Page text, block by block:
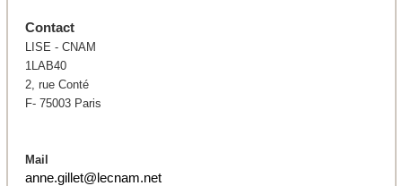
Contact
LISE - CNAM
1LAB40
2, rue Conté
F- 75003 Paris
Mail
anne.gillet@lecnam.net